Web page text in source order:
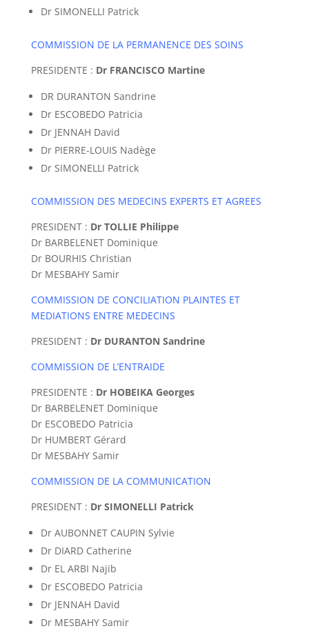
Dr SIMONELLI Patrick
COMMISSION DE LA PERMANENCE DES SOINS
PRESIDENTE : Dr FRANCISCO Martine
DR DURANTON Sandrine
Dr ESCOBEDO Patricia
Dr JENNAH David
Dr PIERRE-LOUIS Nadège
Dr SIMONELLI Patrick
COMMISSION DES MEDECINS EXPERTS ET AGREES
PRESIDENT : Dr TOLLIE Philippe
Dr BARBELENET Dominique
Dr BOURHIS Christian
Dr MESBAHY Samir
COMMISSION DE CONCILIATION PLAINTES ET
MEDIATIONS ENTRE MEDECINS
PRESIDENT : Dr DURANTON Sandrine
COMMISSION DE L’ENTRAIDE
PRESIDENTE : Dr HOBEIKA Georges
Dr BARBELENET Dominique
Dr ESCOBEDO Patricia
Dr HUMBERT Gérard
Dr MESBAHY Samir
COMMISSION DE LA COMMUNICATION
PRESIDENT : Dr SIMONELLI Patrick
Dr AUBONNET CAUPIN Sylvie
Dr DIARD Catherine
Dr EL ARBI Najib
Dr ESCOBEDO Patricia
Dr JENNAH David
Dr MESBAHY Samir